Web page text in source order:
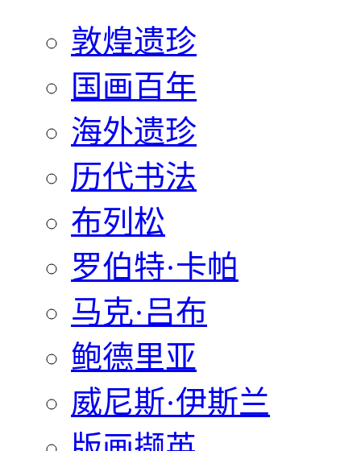
敦煌遗珍
国画百年
海外遗珍
历代书法
布列松
罗伯特·卡帕
马克·吕布
鲍德里亚
威尼斯·伊斯兰